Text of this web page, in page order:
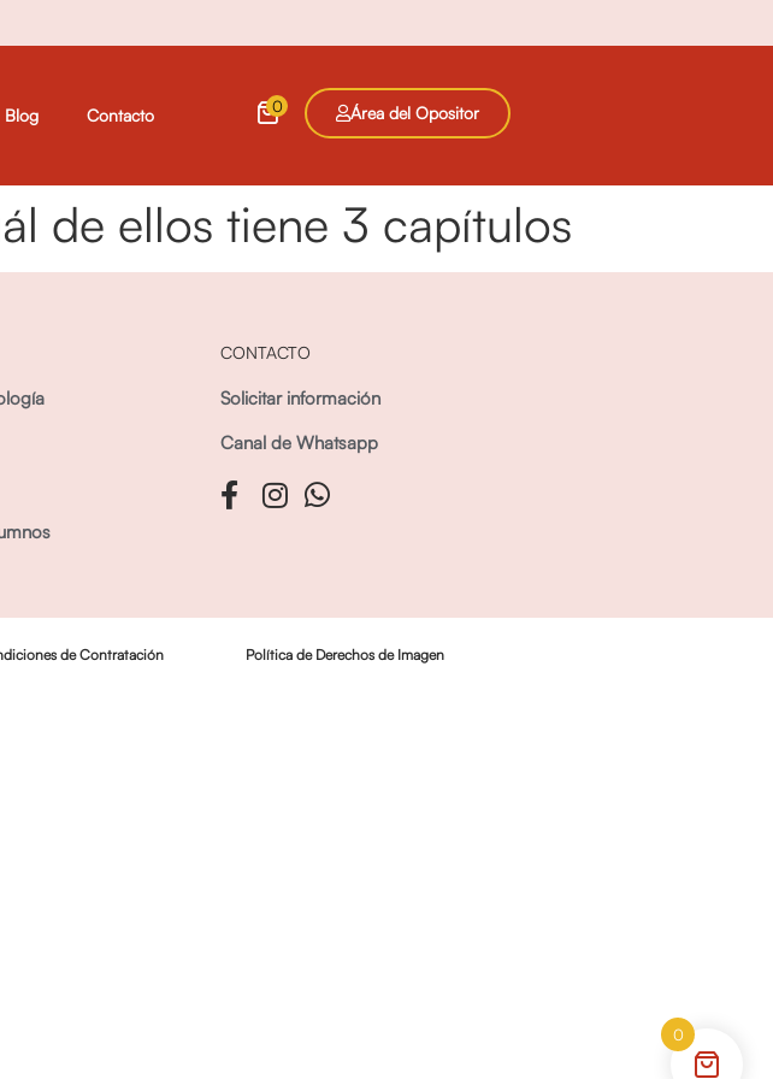
Blog Contacto 0 Área del Opositor
de ellos tiene 3 capítulos
CONTACTO
Solicitar información
Canal de Whatsapp
de Contratación Política de Derechos de Imagen
0